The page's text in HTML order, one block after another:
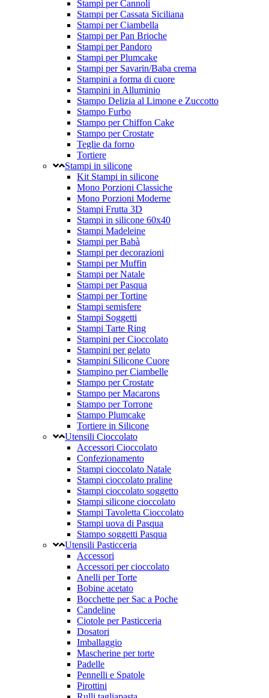
Stampi per Cannoli
Stampi per Cassata Siciliana
Stampi per Ciambella
Stampi per Pan Brioche
Stampi per Pandoro
Stampi per Plumcake
Stampi per Savarin/Baba crema
Stampini a forma di cuore
Stampini in Alluminio
Stampo Delizia al Limone e Zuccotto
Stampo Furbo
Stampo per Chiffon Cake
Stampo per Crostate
Teglie da forno
Tortiere
Stampi in silicone
Kit Stampi in silicone
Mono Porzioni Classiche
Mono Porzioni Moderne
Stampi Frutta 3D
Stampi in silicone 60x40
Stampi Madeleine
Stampi per Babà
Stampi per decorazioni
Stampi per Muffin
Stampi per Natale
Stampi per Pasqua
Stampi per Tortine
Stampi semisfere
Stampi Soggetti
Stampi Tarte Ring
Stampini per Cioccolato
Stampini per gelato
Stampini Silicone Cuore
Stampino per Ciambelle
Stampo per Crostate
Stampo per Macarons
Stampo per Torrone
Stampo Plumcake
Tortiere in Silicone
Utensili Cioccolato
Accessori Cioccolato
Confezionamento
Stampi cioccolato Natale
Stampi cioccolato praline
Stampi cioccolato soggetto
Stampi silicone cioccolato
Stampi Tavoletta Cioccolato
Stampi uova di Pasqua
Stampo soggetti Pasqua
Utensili Pasticceria
Accessori
Accessori per cioccolato
Anelli per Torte
Bobine acetato
Bocchette per Sac a Poche
Candeline
Ciotole per Pasticceria
Dosatori
Imballaggio
Mascherine per torte
Padelle
Pennelli e Spatole
Pirottini